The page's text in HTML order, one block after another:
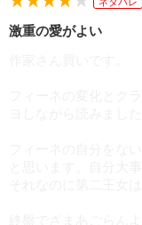
激重の愛がよい